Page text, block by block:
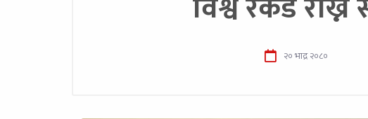
२० भाद्र २०८०